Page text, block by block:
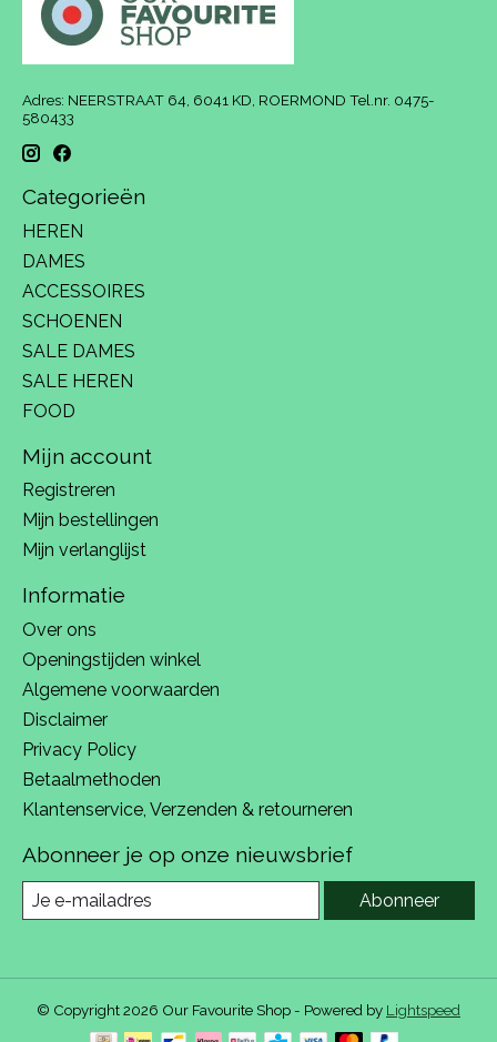
Adres: NEERSTRAAT 64, 6041 KD, ROERMOND Tel.nr. 0475-
580433
Categorieën
HEREN
DAMES
ACCESSOIRES
SCHOENEN
SALE DAMES
SALE HEREN
FOOD
Mijn account
Registreren
Mijn bestellingen
Mijn verlanglijst
Informatie
Over ons
Openingstijden winkel
Algemene voorwaarden
Disclaimer
Privacy Policy
Betaalmethoden
Klantenservice, Verzenden & retourneren
Abonneer je op onze nieuwsbrief
Abonneer
© Copyright 2026 Our Favourite Shop - Powered by Lightspeed